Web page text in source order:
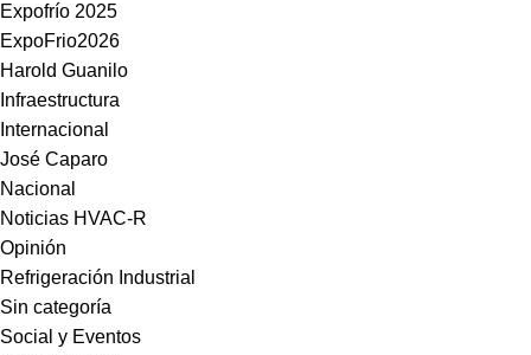
Expofrío 2025
ExpoFrio2026
Harold Guanilo
Infraestructura
Internacional
José Caparo
Nacional
Noticias HVAC-R
Opinión
Refrigeración Industrial
Sin categoría
Social y Eventos